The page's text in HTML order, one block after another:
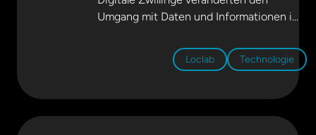
Umgang mit Daten und Informationen im
und technischen Anlagen, auch während
der Betriebs- und Produktionsphase. Dr.
Ilka May berichtet über Anwendungen in
der Energiewirtschaft. Mehr dazu
aufBUSINESS GEOMATICS.
Loclab Technologie